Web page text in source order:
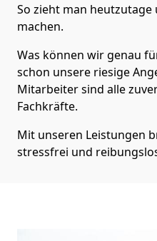
So zieht man heutzutage
machen.
Was können wir genau
schon unsere riesige
Mitarbeiter sind alle
Fachkräfte.
Mit unseren Leistungen
stressfrei und